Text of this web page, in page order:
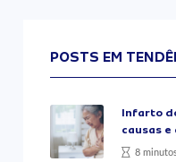
POSTS EM
Infarto
causas
8